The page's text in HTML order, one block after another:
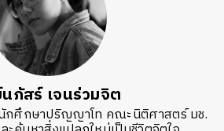
ภัสร์ เจนร่วมจิต
กศึกษาปริญญาโท คณะนิติศาสตร์ มช.